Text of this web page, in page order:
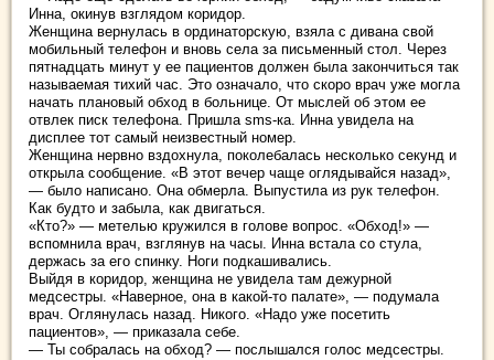
Инна, окинув взглядом коридор.
Женщина вернулась в ординаторскую, взяла с дивана свой
мобильный телефон и вновь села за письменный стол. Через
пятнадцать минут у ее пациентов должен была закончиться так
называемая тихий час. Это означало, что скоро врач уже могла
начать плановый обход в больнице. От мыслей об этом ее
отвлек писк телефона. Пришла sms-ка. Инна увидела на
дисплее тот самый неизвестный номер.
Женщина нервно вздохнула, поколебалась несколько секунд и
открыла сообщение. «В этот вечер чаще оглядывайся назад»,
— было написано. Она обмерла. Выпустила из рук телефон.
Как будто и забыла, как двигаться.
«Кто?» — метелью кружился в голове вопрос. «Обход!» —
вспомнила врач, взглянув на часы. Инна встала со стула,
держась за его спинку. Ноги подкашивались.
Выйдя в коридор, женщина не увидела там дежурной
медсестры. «Наверное, она в какой-то палате», — подумала
врач. Оглянулась назад. Никого. «Надо уже посетить
пациентов», — приказала себе.
— Ты собралась на обход? — послышался голос медсестры.